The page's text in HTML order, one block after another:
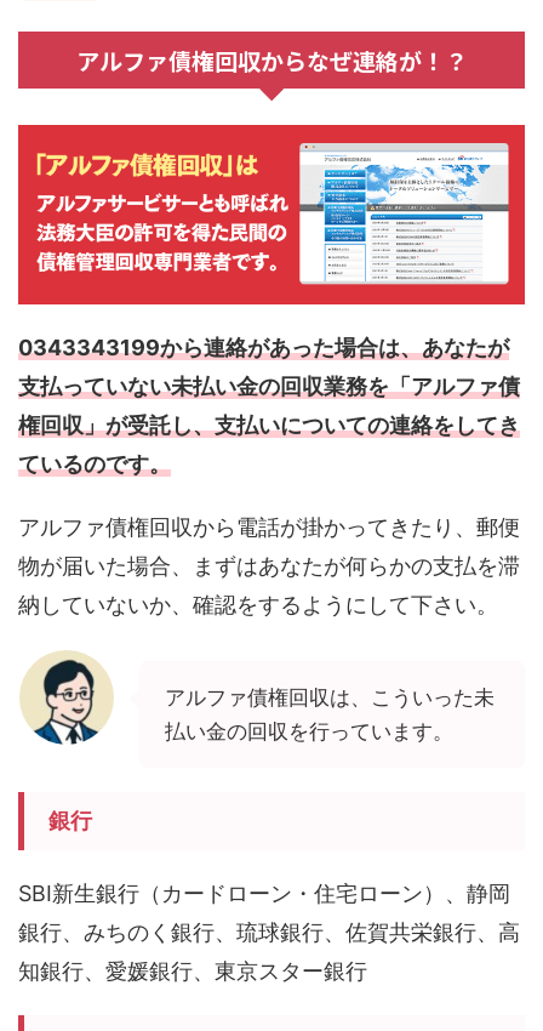
アルファ債権回収からなぜ連絡が！？
0343343199から連絡があった場合は、あなたが
支払っていない未払い金の回収業務を「アルファ債
権回収」が受託し、支払いについての連絡をしてき
ているのです。
アルファ債権回収から電話が掛かってきたり、郵便
物が届いた場合、まずはあなたが何らかの支払を滞
納していないか、確認をするようにして下さい。
アルファ債権回収は、こういった未
払い金の回収を行っています。
銀行
SBI新生銀行（カードローン・住宅ローン）、静岡
銀行、みちのく銀行、琉球銀行、佐賀共栄銀行、高
知銀行、愛媛銀行、東京スター銀行